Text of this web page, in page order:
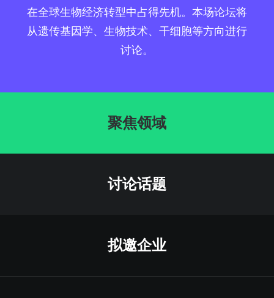
在全球生物经济转型中占得先机。本场论坛将
从遗传基因学、生物技术、干细胞等方向进行
讨论。
聚焦领域
讨论话题
拟邀企业